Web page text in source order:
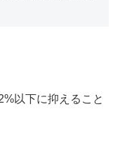
以下に抑えること